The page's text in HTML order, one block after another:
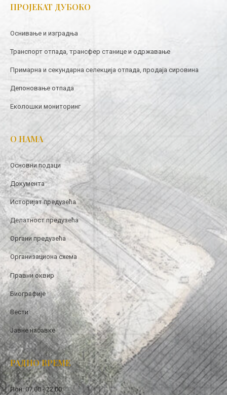
ПРОЈЕКАТ ДУБОКО
Оснивање и изградња
Транспорт отпада, трансфер станице и одржавање
Примарна и секундарна селекција отпада, продаја сировина
Депоновање отпада
Еколошки мониторинг
О НАМА
Основни подаци
Документа
Историјат предузећа
Делатност предузећа
Органи предузећа
Организациона схема
Правни оквир
Биографије
Вести
Јавне набавке
РАДНО ВРЕМЕ
Пон: 07:00 - 22:00